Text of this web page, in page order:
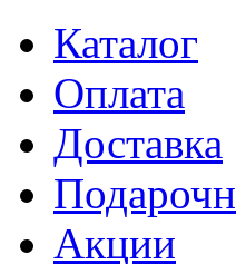
Каталог
Оплата
Доставка
Акции